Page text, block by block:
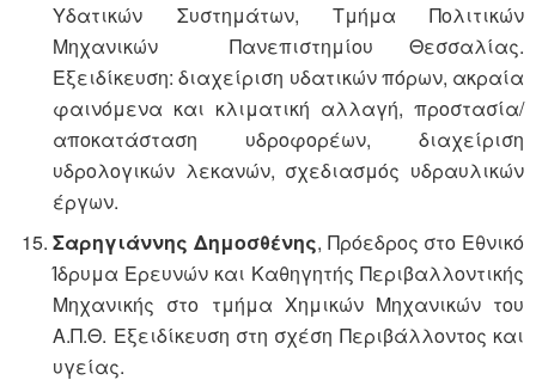
Υδατικών Συστημάτων, Τμήμα Πολιτικών
Μηχανικών Πανεπιστημίου Θεσσαλίας.
Εξειδίκευση: διαχείριση υδατικών πόρων, ακραία
φαινόμενα και κλιματική αλλαγή, προστασία/
αποκατάσταση υδροφορέων, διαχείριση
υδρολογικών λεκανών, σχεδιασμός υδραυλικών
έργων.
Σαρηγιάννης Δημοσθένης, Πρόεδρος στο Εθνικό
Ίδρυμα Ερευνών και Καθηγητής Περιβαλλοντικής
Μηχανικής στο τμήμα Χημικών Μηχανικών του
Α.Π.Θ. Εξειδίκευση στη σχέση Περιβάλλοντος και
υγείας.